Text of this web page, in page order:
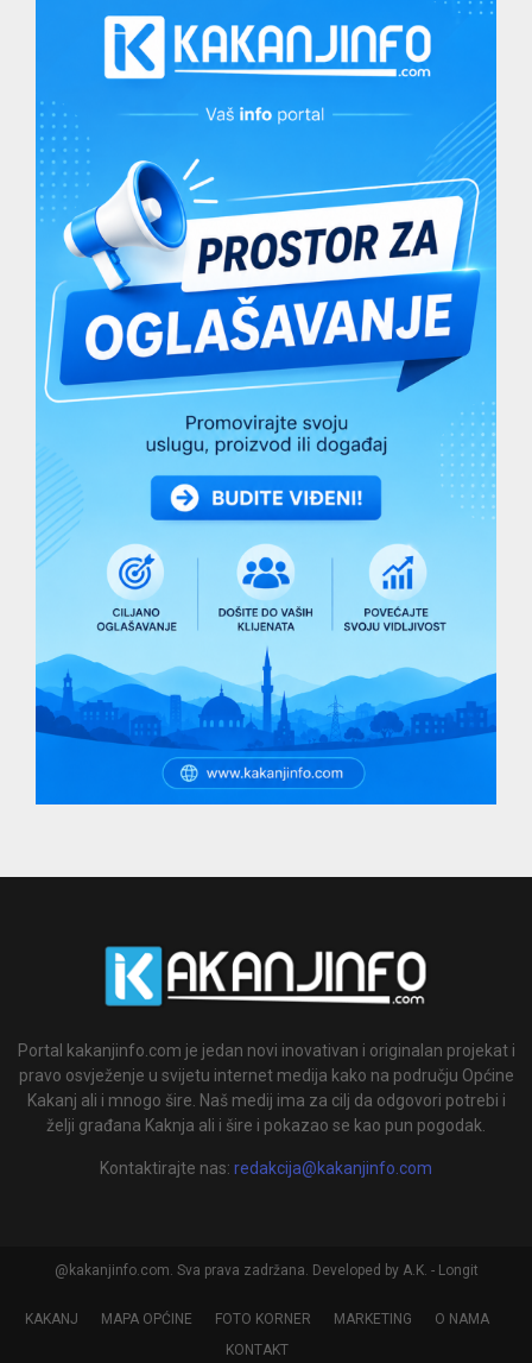
Portal kakanjinfo.com je jedan novi inovativan i originalan projekat i
pravo osvježenje u svijetu internet medija kako na području Općine
Kakanj ali i mnogo šire. Naš medij ima za cilj da odgovori potrebi i
želji građana Kaknja ali i šire i pokazao se kao pun pogodak.
Kontaktirajte nas: redakcija@kakanjinfo.com
@kakanjinfo.com. Sva prava zadržana. Developed by A.K. - Longit
KAKANJ MAPA OPĆINE FOTO KORNER MARKETING
O NAMA
KONTAKT